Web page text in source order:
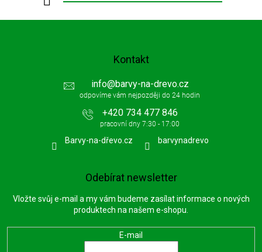
Kontakt
info@barvy-na-drevo.cz
+420 734 477 846
Barvy-na-dřevo.cz barvynadrevo
Odebírat newsletter
Vložte svůj e-mail a my vám budeme zasílat informace o nových
produktech na našem e-shopu.
E-mail